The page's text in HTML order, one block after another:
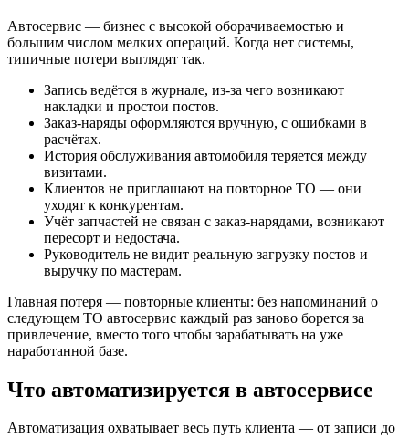
Автосервис — бизнес с высокой оборачиваемостью и
большим числом мелких операций. Когда нет системы,
типичные потери выглядят так.
Запись ведётся в журнале, из-за чего возникают
накладки и простои постов.
Заказ-наряды оформляются вручную, с ошибками в
расчётах.
История обслуживания автомобиля теряется между
визитами.
Клиентов не приглашают на повторное ТО — они
уходят к конкурентам.
Учёт запчастей не связан с заказ-нарядами, возникают
пересорт и недостача.
Руководитель не видит реальную загрузку постов и
выручку по мастерам.
Главная потеря — повторные клиенты: без напоминаний о
следующем ТО автосервис каждый раз заново борется за
привлечение, вместо того чтобы зарабатывать на уже
наработанной базе.
Что автоматизируется в автосервисе
Автоматизация охватывает весь путь клиента — от записи до